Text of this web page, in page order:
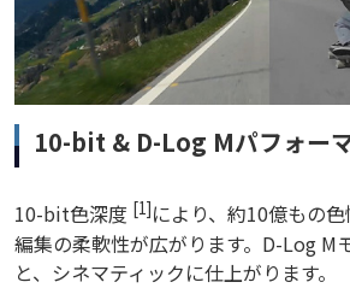
10-bit & D-Log Mパフォー
10-bit色深度 [1]により、約10億もの
編集の柔軟性が広がります。D-Log M
と、シネマティックに仕上がります。